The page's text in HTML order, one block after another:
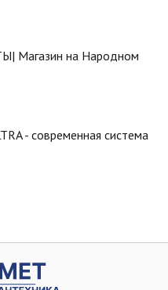
Магазин на Народном
- современная система